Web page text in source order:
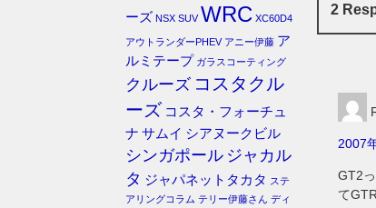
2
2007
GT2
て
ーズ NSX SUV WRC XC60D4
アウトランダーPHEV アニー伊藤 ア
ルミテープ ガラスコーティング
クルーズ コスタクル
ーズ コスタ・フォーチュ
ナ サムイ シアヌークビル
シンガポール ジャカル
タ ジャパネットタカタ ステ
アリングコラム テリー伊藤さん ディ